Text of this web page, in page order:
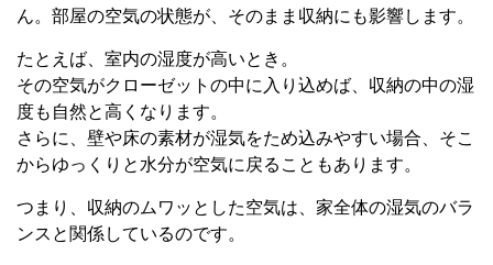
ん。部屋の空気の状態が、そのまま収納にも影響します。
たとえば、室内の湿度が高いとき。
その空気がクローゼットの中に入り込めば、収納の中の湿
度も自然と高くなります。
さらに、壁や床の素材が湿気をため込みやすい場合、そこ
からゆっくりと水分が空気に戻ることもあります。
つまり、収納のムワッとした空気は、家全体の湿気のバラ
ンスと関係しているのです。